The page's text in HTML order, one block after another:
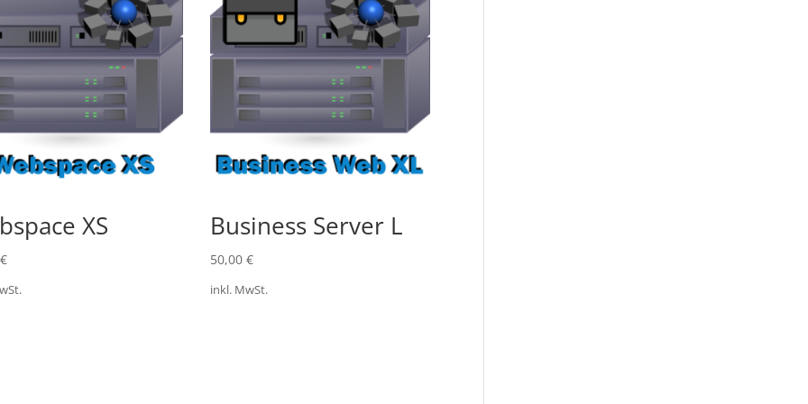
XS
€
Business Server L
50,00€
inkl. MwSt.